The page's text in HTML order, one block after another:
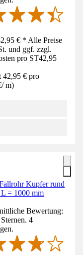
€ * Alle Preise
und ggf. zzgl.
pro ST42,95
42,95 € pro
/ m)
Kupfer rund
= 1000 mm
Bewertung:
4